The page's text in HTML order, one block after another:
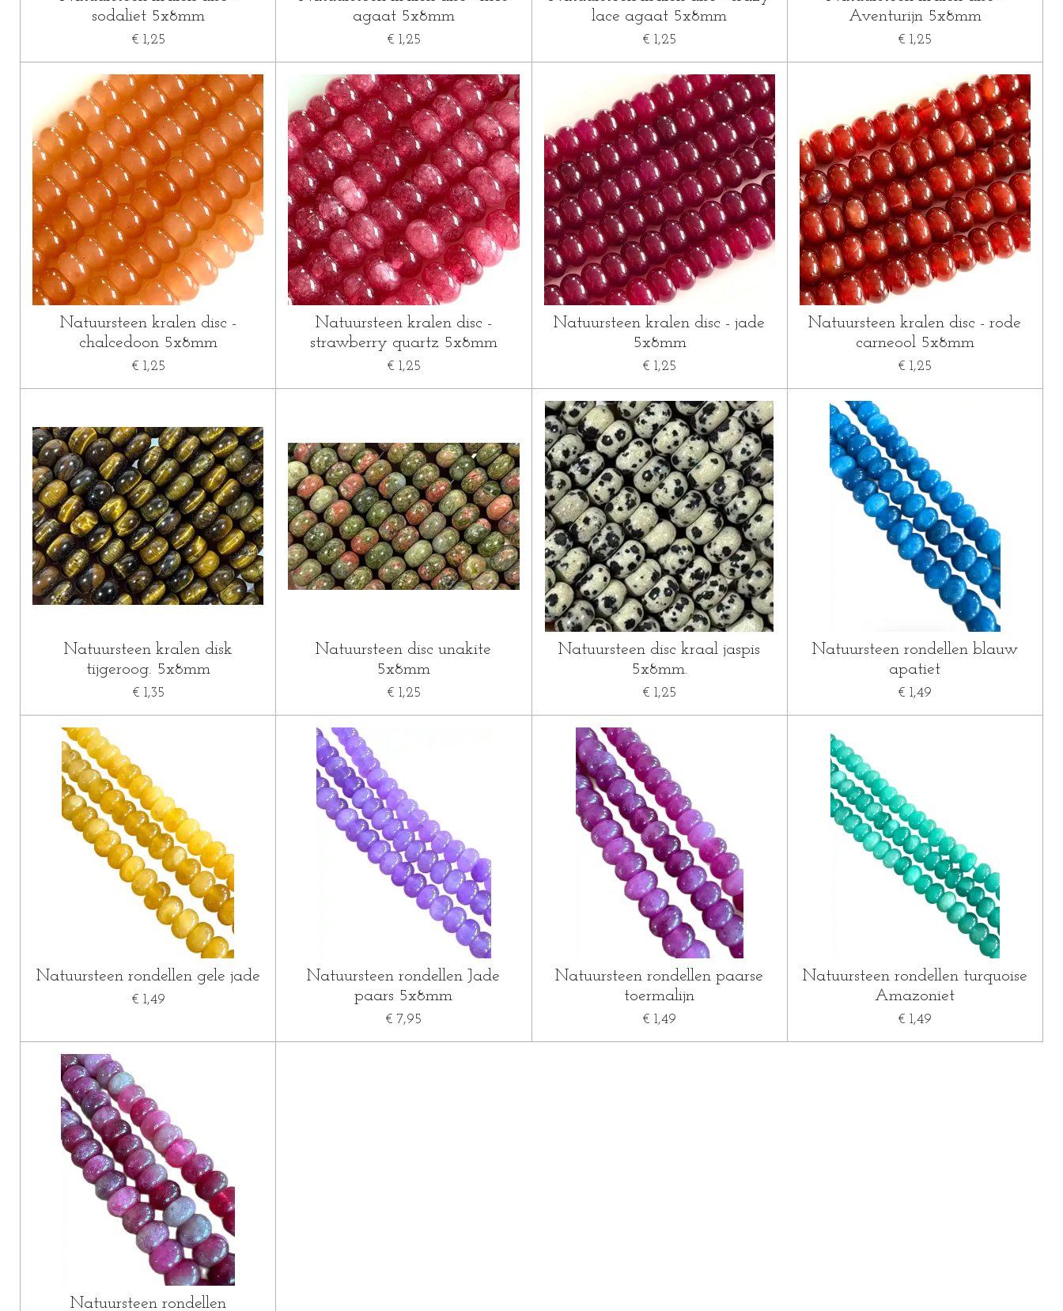
sodaliet 5x8mm
€ 1,25
agaat 5x8mm
€ 1,25
lace agaat 5x8mm
€ 1,25
Aventurijn 5x8mm
€ 1,25
Natuursteen kralen disc -
chalcedoon 5x8mm
€ 1,25
Natuursteen kralen disc -
strawberry quartz 5x8mm
€ 1,25
Natuursteen kralen disc - jade
5x8mm
€ 1,25
Natuursteen kralen disc - rode
carneool 5x8mm
€ 1,25
Natuursteen kralen disk
tijgeroog. 5x8mm
€ 1,35
Natuursteen disc unakite
5x8mm
€ 1,25
Natuursteen disc kraal jaspis
5x8mm.
€ 1,25
Natuursteen rondellen blauw
apatiet
€ 1,49
Natuursteen rondellen gele jade
€ 1,49
Natuursteen rondellen Jade
paars 5x8mm
€ 7,95
Natuursteen rondellen paarse
toermalijn
€ 1,49
Natuursteen rondellen turquoise
Amazoniet
€ 1,49
Natuursteen rondellen